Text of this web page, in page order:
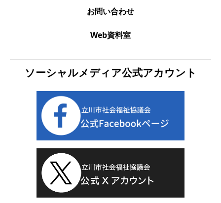
お問い合わせ
Web資料室
ソーシャルメディア公式アカウント